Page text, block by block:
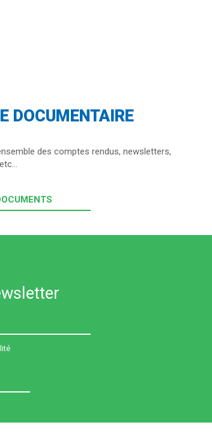
DOCUMENTAIRE
des comptes rendus, newsletters,